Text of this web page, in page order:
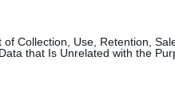
of Collection, Use, Retention,
that Is Unrelated with the